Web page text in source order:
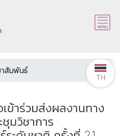
สัมพันธ์
ข้าร่วมส่งผลงานทาง
ชุมวิชาการ
TH